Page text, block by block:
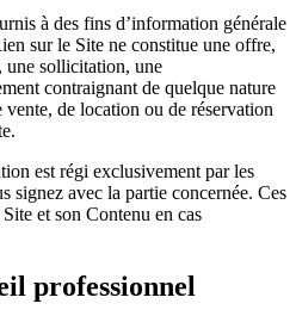
à des fins d’information générale
sur le Site ne constitue une offre,
sollicitation, une
contraignant de quelque nature
de location ou de réservation
est régi exclusivement par les
signez avec la partie concernée. Ces
et son Contenu en cas
professionnel